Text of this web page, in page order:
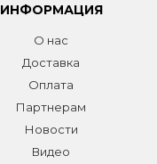
ИНФОРМАЦИЯ
О нас
Доставка
Оплата
Партнерам
Новости
Видео